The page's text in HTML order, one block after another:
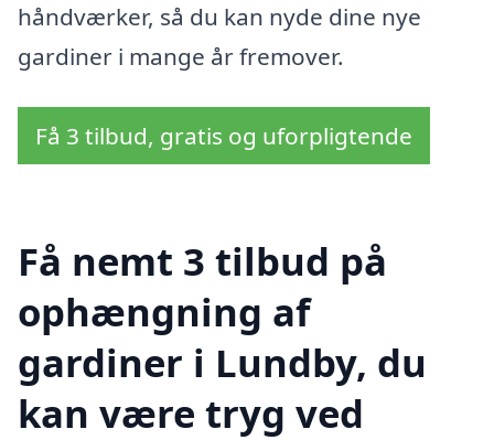
håndværker, så du kan nyde dine nye
gardiner i mange år fremover.
Få 3 tilbud, gratis og uforpligtende
Få nemt 3 tilbud på
ophængning af
gardiner i Lundby, du
kan være tryg ved